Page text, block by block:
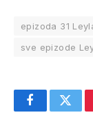
epizoda 31
sve epizode
Facebook